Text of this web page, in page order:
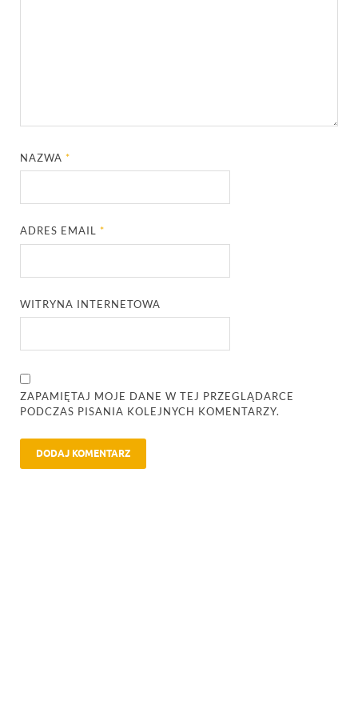
NAZWA*
ADRES EMAIL*
WITRYNA INTERNETOWA
ZAPAMIĘTAJ MOJE DANE W TEJ PRZEGLĄDARCE
PODCZAS PISANIA KOLEJNYCH KOMENTARZY.